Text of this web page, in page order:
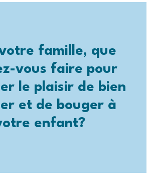
famille, que
vous faire pour
le plaisir de bien
et de bouger à
enfant?